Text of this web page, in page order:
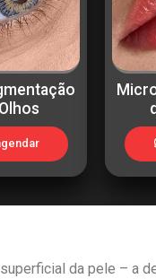
da pele – a